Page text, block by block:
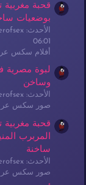
قحبة مغربية
بوضعيات
الأحدث: masterofsex
06:01
أفلام سكس
لبوة
وساخن
الأحدث: masterofsex
صور سكس
قحبة
المربرب
ساخنة
الأحدث: masterofsex
صور سكس